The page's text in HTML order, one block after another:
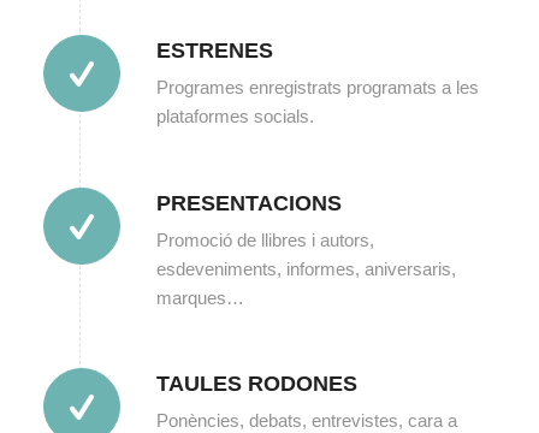
ESTRENES
Programes enregistrats programats a les
plataformes socials.
PRESENTACIONS
Promoció de llibres i autors,
esdeveniments, informes, aniversaris,
marques…
TAULES RODONES
Ponències, debats, entrevistes, cara a